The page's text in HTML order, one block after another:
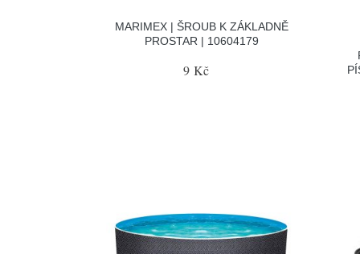
MARIMEX | ŠROUB K ZÁKLADNĚ
PROSTAR | 10604179
9 Kč